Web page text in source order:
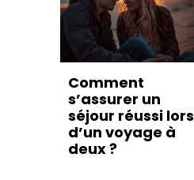
Comment
s’assurer un
séjour réussi lors
d’un voyage à
deux ?